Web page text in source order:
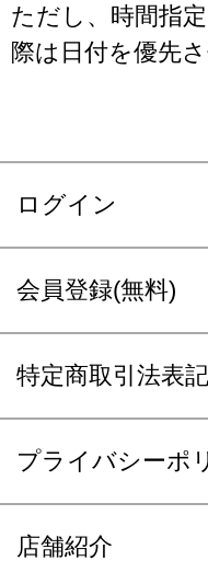
ただし、時間指
際は日付を優先
ログイン
会員登録(無料)
特定商取引法表記
プライバシーポ
店舗紹介